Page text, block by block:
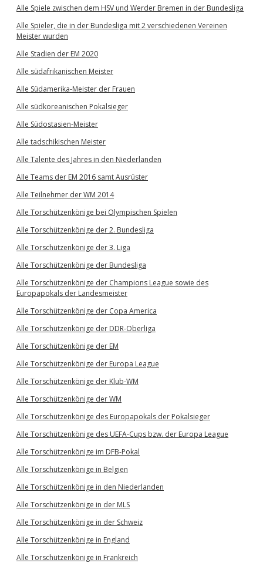
Alle Spiele zwischen dem HSV und Werder Bremen in der Bundesliga
Alle Spieler, die in der Bundesliga mit 2 verschiedenen Vereinen
Meister wurden
Alle Stadien der EM 2020
Alle südafrikanischen Meister
Alle Südamerika-Meister der Frauen
Alle südkoreanischen Pokalsieger
Alle Südostasien-Meister
Alle tadschikischen Meister
Alle Talente des Jahres in den Niederlanden
Alle Teams der EM 2016 samt Ausrüster
Alle Teilnehmer der WM 2014
Alle Torschützenkönige bei Olympischen Spielen
Alle Torschützenkönige der 2. Bundesliga
Alle Torschützenkönige der 3. Liga
Alle Torschützenkönige der Bundesliga
Alle Torschützenkönige der Champions League sowie des
Europapokals der Landesmeister
Alle Torschützenkönige der Copa America
Alle Torschützenkönige der DDR-Oberliga
Alle Torschützenkönige der EM
Alle Torschützenkönige der Europa League
Alle Torschützenkönige der Klub-WM
Alle Torschützenkönige der WM
Alle Torschützenkönige des Europapokals der Pokalsieger
Alle Torschützenkönige des UEFA-Cups bzw. der Europa League
Alle Torschützenkönige im DFB-Pokal
Alle Torschützenkönige in Belgien
Alle Torschützenkönige in den Niederlanden
Alle Torschützenkönige in der MLS
Alle Torschützenkönige in der Schweiz
Alle Torschützenkönige in England
Alle Torschützenkönige in Frankreich